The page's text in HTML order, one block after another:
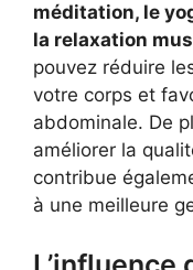
méditation, le
la relaxation
pouvez réduire
votre corps et
abdominale. De
améliorer la
contribue
à une meilleure